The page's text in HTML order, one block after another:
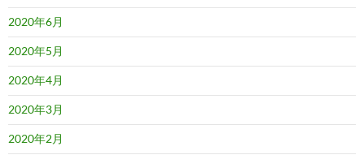
2020年6月
2020年5月
2020年4月
2020年3月
2020年2月